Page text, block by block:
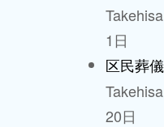
1日
区民葬
20日